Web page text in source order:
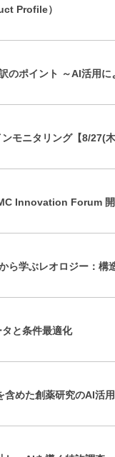
Profile）
のポイント ～AI活用
モニタリング【8/27(
Innovation Forum
ら学ぶレオロジー：
と条件最適化
めた創薬研究のAI活